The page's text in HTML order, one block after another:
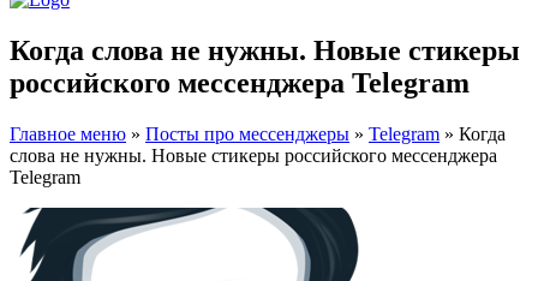
Когда слова не нужны. Новые стикеры
российского мессенджера Telegram
Главное меню » Посты про мессенджеры » Telegram » Когда
слова не нужны. Новые стикеры российского мессенджера
Telegram